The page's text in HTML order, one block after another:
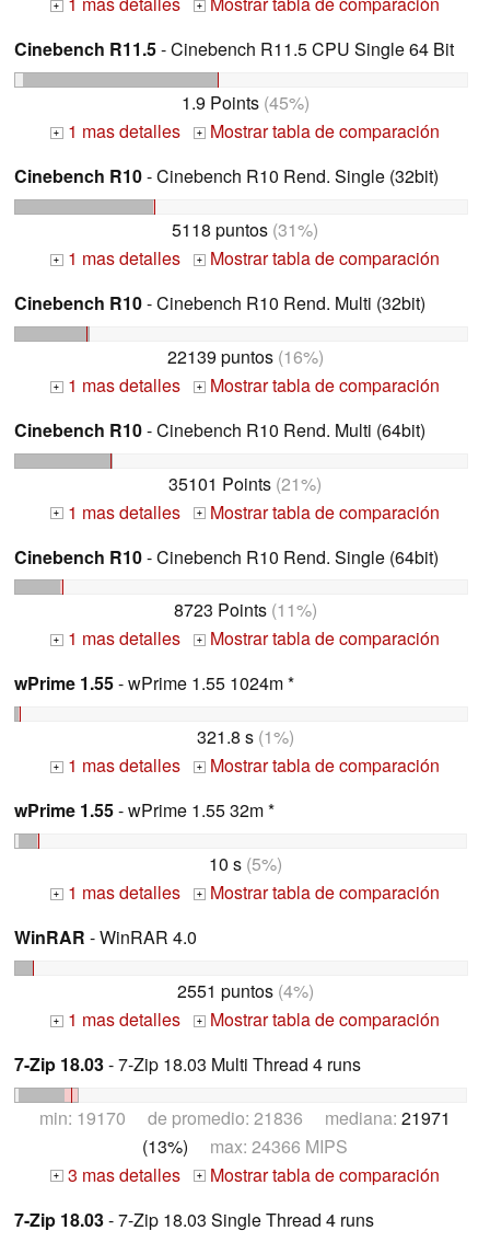
+ +
Cinebench R11.5- Cinebench R11.5 CPU Single 64 Bit
1.9 Points(45%)
+ 1 mas detalles +
Mostrar tabla de comparación
Cinebench R10- Cinebench R10 Rend. Single (32bit)
5118 puntos (31%)
+ 1 mas detalles +
Mostrar tabla de comparación
Cinebench R10- Cinebench R10 Rend. Multi (32bit)
22139 puntos(16%)
+ 1 mas detalles +
Mostrar tabla de comparación
Cinebench R10- Cinebench R10 Rend. Multi (64bit)
35101 Points (21%)
+ 1 mas detalles +
Mostrar tabla de comparación
Cinebench R10- Cinebench R10 Rend. Single (64bit)
8723 Points(11%)
+ 1 mas detalles +
Mostrar tabla de comparación
wPrime 1.55- wPrime 1.55 1024m *
321.8 s(1%)
+ 1 mas detalles +
Mostrar tabla de comparación
wPrime 1.55- wPrime 1.55 32m *
10 s(5%)
+ 1 mas detalles +
Mostrar tabla de comparación
WinRAR - WinRAR 4.0
2551 puntos(4%)
+ 1 mas detalles +
Mostrar tabla de comparación
7-Zip 18.03- 7-Zip 18.03 Multi Thread 4 runs
min: 19170 de promedio: 21836 mediana: 21971
(13%) max: 24366 MIPS
+ 3 mas detalles +
Mostrar tabla de comparación
7-Zip 18.03- 7-Zip 18.03 Single Thread 4 runs